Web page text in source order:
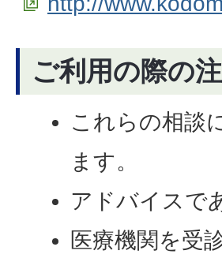
ご利用の際の
これらの相談
ます。
アドバイスで
医療機関を受